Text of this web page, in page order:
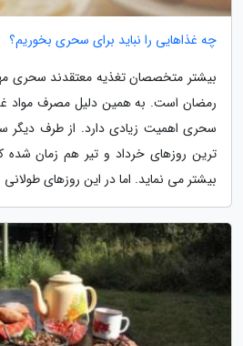
چه غذاهایی را نباید برای سحری بخوریم؟
بیشتر متخصصان تغذیه معتقدند سحری
رمضان است. به همین دلیل مصرف مواد
سحری اهمیت زیادی دارد. از طرف دیگر
ترین روزهای خرداد و تیر هم زمان
بیشتر می نماید. اما در این روزهای